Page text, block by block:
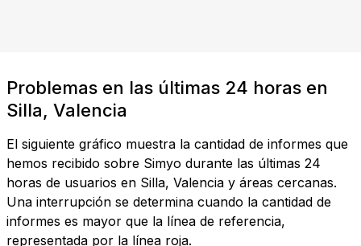
Problemas en las últimas 24 horas en
Silla, Valencia
El siguiente gráfico muestra la cantidad de informes que
hemos recibido sobre Simyo durante las últimas 24
horas de usuarios en Silla, Valencia y áreas cercanas.
Una interrupción se determina cuando la cantidad de
informes es mayor que la línea de referencia,
representada por la línea roja.